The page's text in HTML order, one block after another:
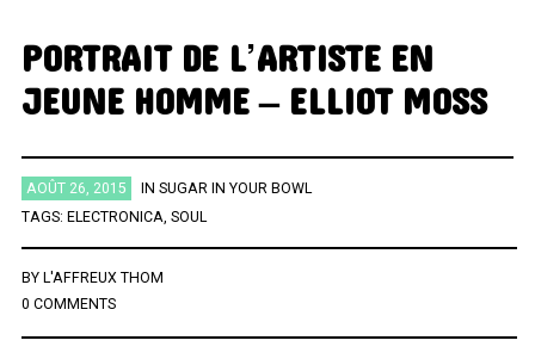
ÉTIQUETTES
BRAZIL
BRITPOP BRIT ROCK
CHANSON FRANCAISE
CLASSIQUE
CONTEMPORAIN
GRAND NORD
INSTRUMENTAL
JAZZ L'HEURE DU BILAN
METAL
PORTRAIT DE L’ARTISTE EN
JEUNE HOMME – ELLIOT MOSS
AOÛT 26, 2015 IN SUGAR IN YOUR BOWL
TAGS: ELECTRONICA SOUL
BY L'AFFREUX THOM
0 COMMENTS